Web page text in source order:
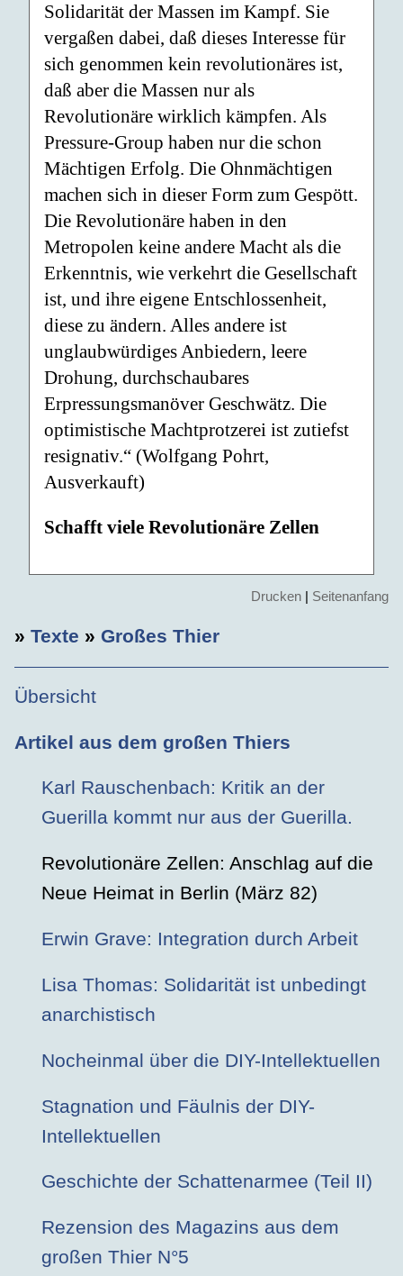
Solidarität der Massen im Kampf. Sie
vergaßen dabei, daß dieses Interesse für
sich genommen kein revolutionäres ist,
daß aber die Massen nur als
Revolutionäre wirklich kämpfen. Als
Pressure-Group haben nur die schon
Mächtigen Erfolg. Die Ohnmächtigen
machen sich in dieser Form zum Gespött.
Die Revolutionäre haben in den
Metropolen keine andere Macht als die
Erkenntnis, wie verkehrt die Gesellschaft
ist, und ihre eigene Entschlossenheit,
diese zu ändern. Alles andere ist
unglaubwürdiges Anbiedern, leere
Drohung, durchschaubares
Erpressungsmanöver Geschwätz. Die
optimistische Machtprotzerei ist zutiefst
resignativ.“ (Wolfgang Pohrt,
Ausverkauft)
Schafft viele Revolutionäre Zellen
Drucken | Seitenanfang
» Texte » Großes Thier
Übersicht
Artikel aus dem großen Thiers
Karl Rauschenbach: Kritik an der
Guerilla kommt nur aus der Guerilla.
Revolutionäre Zellen: Anschlag auf die
Neue Heimat in Berlin (März 82)
Erwin Grave: Integration durch Arbeit
Lisa Thomas: Solidarität ist unbedingt
anarchistisch
Nocheinmal über die DIY-Intellektuellen
Stagnation und Fäulnis der DIY-
Intellektuellen
Geschichte der Schattenarmee (Teil II)
Rezension des Magazins aus dem
großen Thier N°5